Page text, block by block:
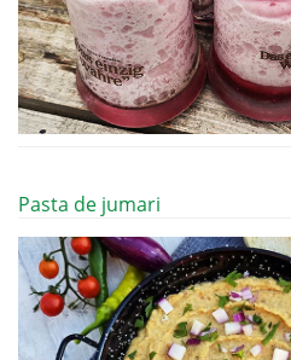
Pasta de jumari